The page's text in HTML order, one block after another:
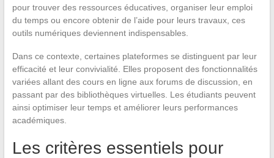
pour trouver des ressources éducatives, organiser leur emploi
du temps ou encore obtenir de l’aide pour leurs travaux, ces
outils numériques deviennent indispensables.
Dans ce contexte, certaines plateformes se distinguent par leur
efficacité et leur convivialité. Elles proposent des fonctionnalités
variées allant des cours en ligne aux forums de discussion, en
passant par des bibliothèques virtuelles. Les étudiants peuvent
ainsi optimiser leur temps et améliorer leurs performances
académiques.
Les critères essentiels pour